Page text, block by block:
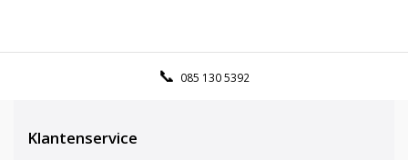
085 130 5392
Klantenservice